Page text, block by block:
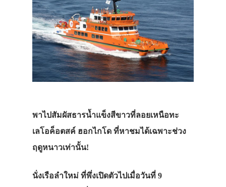
พาไปสัมผัสธารน้ำแข็งสีขาวที่ลอยเหนือทะ
เลโอค็อตสค์ ฮอกไกโด ที่หาชมได้เฉพาะช่วง
ฤดูหนาวเท่านั้น!
นั่งเรือลำใหม่ ที่พึ่งเปิดตัวไปเมื่อวันที่ 9